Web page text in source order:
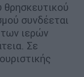
θρησκευτικού
συνδέεται
ιερών
Σε